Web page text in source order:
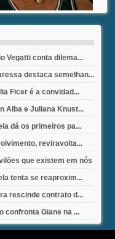
Vegatti conta dilema...
destaca semelhan...
Ficer é a convidad...
Alba e Juliana Knust...
dá os primeiros pa...
reviravolta...
que existem em nós
tenta se reaproxim...
rescinde contrato d...
confronta Giane na ...